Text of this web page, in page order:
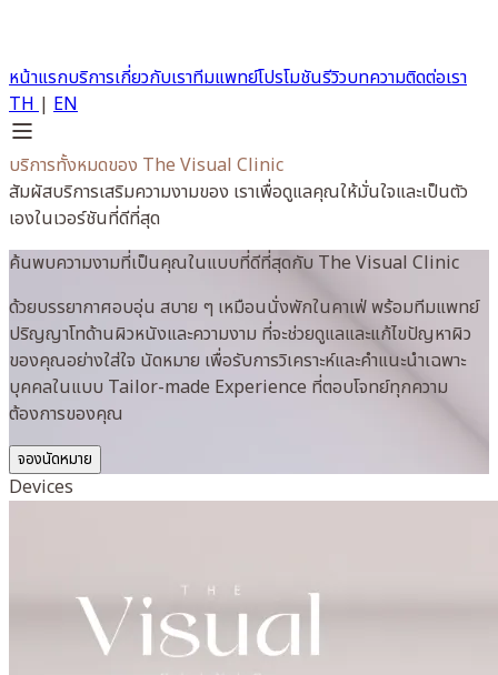
หน้าแรกบริการเกี่ยวกับเราทีมแพทย์โปรโมชันรีวิวบทความติดต่อเรา
TH| EN
บริการทั้งหมดของ The Visual Clinic
สัมผัสบริการเสริมความงามของ เราเพื่อดูแลคุณให้มั่นใจและเป็นตัว
เองในเวอร์ชันที่ดีที่สุด
ค้นพบความงามที่เป็นคุณในแบบที่ดีที่สุดกับ The Visual Clinic
ด้วยบรรยากาศอบอุ่น สบาย ๆ เหมือนนั่งพักในคาเฟ่ พร้อมทีมแพทย์
ปริญญาโทด้านผิวหนังและความงาม ที่จะช่วยดูแลและแก้ไขปัญหาผิว
ของคุณอย่างใส่ใจ นัดหมาย เพื่อรับการวิเคราะห์และคำแนะนำเฉพาะ
บุคคลในแบบ Tailor-made Experience ที่ตอบโจทย์ทุกความ
ต้องการของคุณ
จองนัดหมาย
Devices